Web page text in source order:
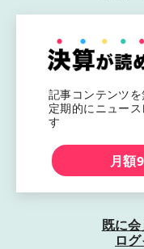
記事コンテンツ
定期的にニュー
す
月額
既に
ロ